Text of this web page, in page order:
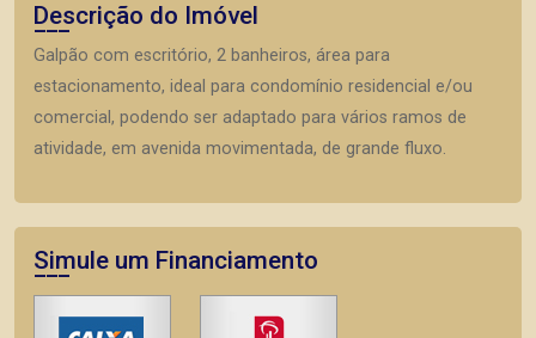
Descrição do Imóvel
Galpão com escritório, 2 banheiros, área para
estacionamento, ideal para condomínio residencial e/ou
comercial, podendo ser adaptado para vários ramos de
atividade, em avenida movimentada, de grande fluxo.
Simule um Financiamento